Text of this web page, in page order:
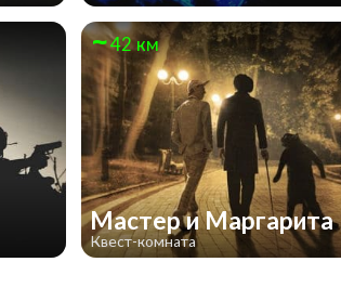
42 км
Мастер и Маргарита
Квест-комната